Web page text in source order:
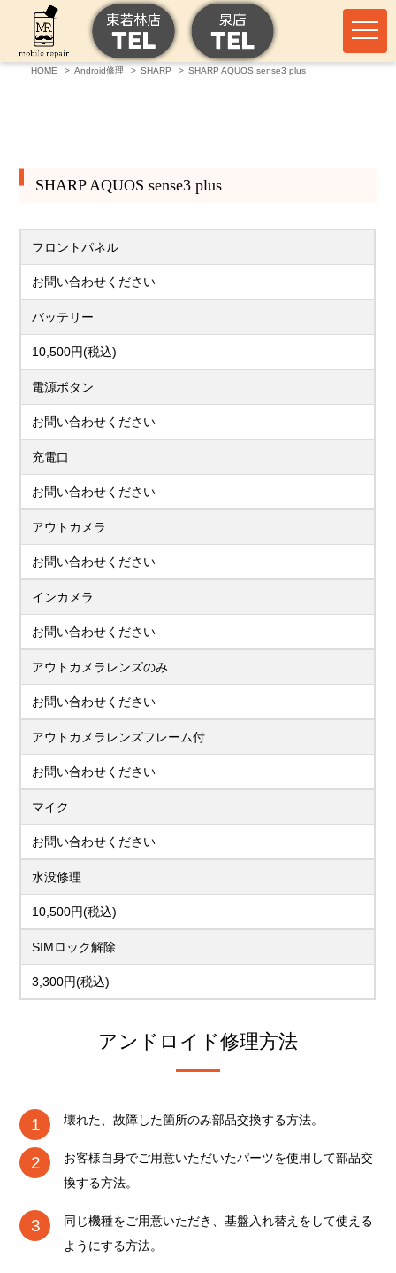
HOME Android修理 SHARP SHARP AQUOS sense3 plus
SHARP AQUOS sense3 plus
フロントパネル
お問い合わせください
バッテリー
10,500円(税込)
電源ボタン
お問い合わせください
充電口
お問い合わせください
アウトカメラ
お問い合わせください
インカメラ
お問い合わせください
アウトカメラレンズのみ
お問い合わせください
アウトカメラレンズフレーム付
お問い合わせください
マイク
お問い合わせください
水没修理
10,500円(税込)
SIMロック解除
3,300円(税込)
アンドロイド修理方法
壊れた、故障した箇所のみ部品交換する方法。
お客様自身でご用意いただいたパーツを使用して部品交
換する方法。
同じ機種をご用意いただき、基盤入れ替えをして使える
ようにする方法。